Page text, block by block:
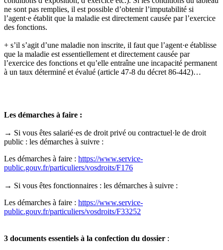
ne sont pas remplies, il est possible d’obtenir l’imputabilité si
l’agent·e établit que la maladie est directement causée par l’exercice
des fonctions.
+ s’il s’agit d’une maladie non inscrite, il faut que l’agent·e établisse
que la maladie est essentiellement et directement causée par
l’exercice des fonctions et qu’elle entraîne une incapacité permanent
à un taux déterminé et évalué (article 47-8 du décret 86-442)…
Les démarches à faire :
→ Si vous êtes salarié·es de droit privé ou contractuel·le de droit
public : les démarches à suivre :
Les démarches à faire : https://www.service-
public.gouv.fr/particuliers/vosdroits/F176
→ Si vous êtes fonctionnaires : les démarches à suivre :
Les démarches à faire : https://www.service-
public.gouv.fr/particuliers/vosdroits/F33252
3 documents essentiels à la confection du dossier :